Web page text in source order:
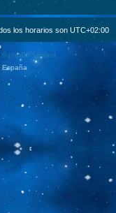
los horarios son UTC+02:00
phpBB Limited
España